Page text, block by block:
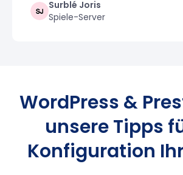
Surblé Joris
Spiele-Server
WordPress &
unsere Tipps
Konfiguration